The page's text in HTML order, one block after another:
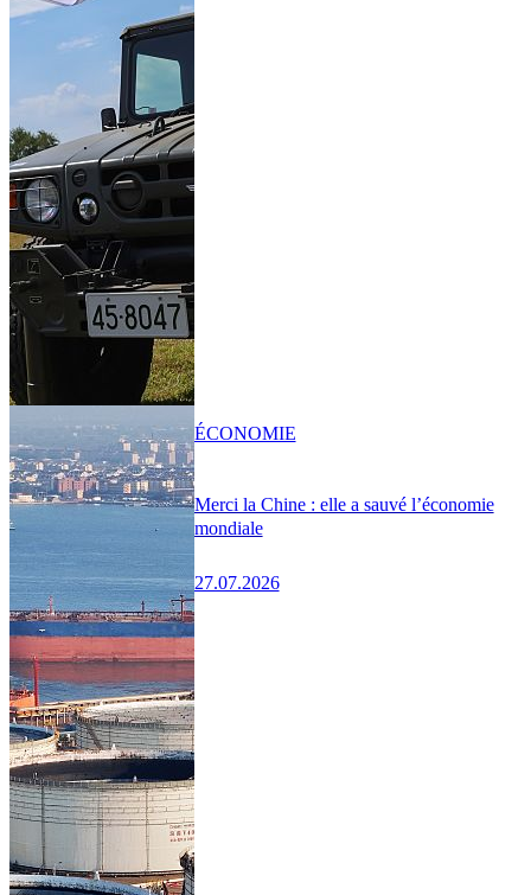
Merci la Chine : elle a sauvé l’économie
mondiale
27.07.2026
ÉCONOMIE